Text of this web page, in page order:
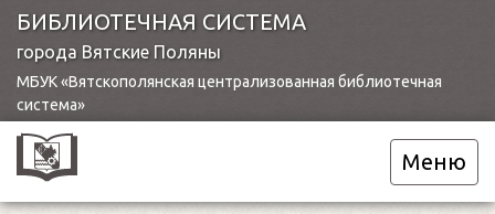
БИБЛИОТЕЧНАЯ СИСТЕМА
города Вятские Поляны
МБУК «Вятскополянская централизованная библиотечная
система»
Меню